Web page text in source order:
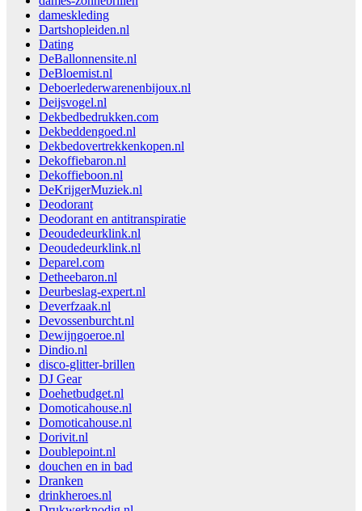
dameskleding
Dartshopleiden.nl
Dating
DeBallonnensite.nl
DeBloemist.nl
Deboerlederwarenenbijoux.nl
Deijsvogel.nl
Dekbedbedrukken.com
Dekbeddengoed.nl
Dekbedovertrekkenkopen.nl
Dekoffiebaron.nl
Dekoffieboon.nl
DeKrijgerMuziek.nl
Deodorant
Deodorant en antitranspiratie
Deoudedeurklink.nl
Deoudedeurklink.nl
Deparel.com
Detheebaron.nl
Deurbeslag-expert.nl
Deverfzaak.nl
Devossenburcht.nl
Dewijngoeroe.nl
Dindio.nl
disco-glitter-brillen
DJ Gear
Doehetbudget.nl
Domoticahouse.nl
Domoticahouse.nl
Dorivit.nl
Doublepoint.nl
douchen en in bad
Dranken
drinkheroes.nl